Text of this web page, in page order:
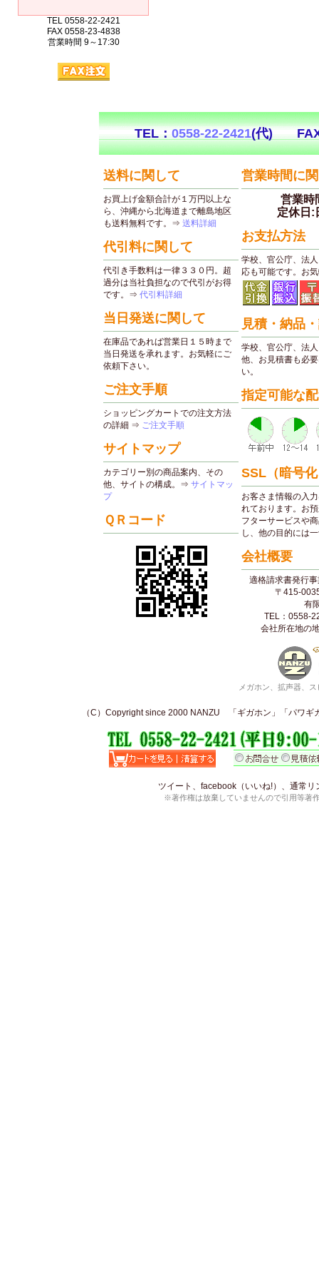
TEL 0558-22-2421
FAX 0558-23-4838
営業時間 9～17:30